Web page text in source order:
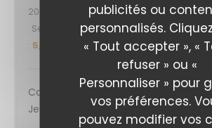
publicités ou
personnalisés.
« Tout accepter », «
refuser » ou «
Personnaliser » pour
vos préférences.
pouvez modifier vos
2026-08-05
- 12:00 - Couverts 2
Service
/5 Ambiance :5/5 Cuisine: 5
: 5/5
Cadre super, personnels au top et
Je recommande vivement ! C’était